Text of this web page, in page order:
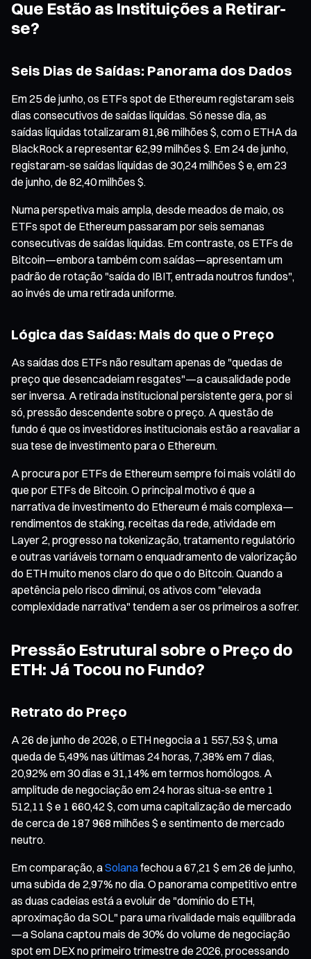
Que Estão as Instituições a Retirar-
se?
Seis Dias de Saídas: Panorama dos Dados
Em 25 de junho, os ETFs spot de Ethereum registaram seis
dias consecutivos de saídas líquidas. Só nesse dia, as
saídas líquidas totalizaram 81,86 milhões $, com o ETHA da
BlackRock a representar 62,99 milhões $. Em 24 de junho,
registaram-se saídas líquidas de 30,24 milhões $ e, em 23
de junho, de 82,40 milhões $.
Numa perspetiva mais ampla, desde meados de maio, os
ETFs spot de Ethereum passaram por seis semanas
consecutivas de saídas líquidas. Em contraste, os ETFs de
Bitcoin—embora também com saídas—apresentam um
padrão de rotação "saída do IBIT, entrada noutros fundos",
ao invés de uma retirada uniforme.
Lógica das Saídas: Mais do que o Preço
As saídas dos ETFs não resultam apenas de "quedas de
preço que desencadeiam resgates"—a causalidade pode
ser inversa. A retirada institucional persistente gera, por si
só, pressão descendente sobre o preço. A questão de
fundo é que os investidores institucionais estão a reavaliar a
sua tese de investimento para o Ethereum.
A procura por ETFs de Ethereum sempre foi mais volátil do
que por ETFs de Bitcoin. O principal motivo é que a
narrativa de investimento do Ethereum é mais complexa—
rendimentos de staking, receitas da rede, atividade em
Layer 2, progresso na tokenização, tratamento regulatório
e outras variáveis tornam o enquadramento de valorização
do ETH muito menos claro do que o do Bitcoin. Quando a
apetência pelo risco diminui, os ativos com "elevada
complexidade narrativa" tendem a ser os primeiros a sofrer.
Pressão Estrutural sobre o Preço do
ETH: Já Tocou no Fundo?
Retrato do Preço
A 26 de junho de 2026, o ETH negocia a 1 557,53 $, uma
queda de 5,49% nas últimas 24 horas, 7,38% em 7 dias,
20,92% em 30 dias e 31,14% em termos homólogos. A
amplitude de negociação em 24 horas situa-se entre 1
512,11 $ e 1 660,42 $, com uma capitalização de mercado
de cerca de 187 968 milhões $ e sentimento de mercado
neutro.
Em comparação, aSolanafechou a 67,21 $ em 26 de junho,
uma subida de 2,97% no dia. O panorama competitivo entre
as duas cadeias está a evoluir de "domínio do ETH,
aproximação da SOL" para uma rivalidade mais equilibrada
—a Solana captou mais de 30% do volume de negociação
spot em DEX no primeiro trimestre de 2026, processando